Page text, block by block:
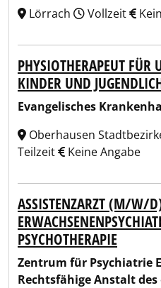
Lörrach
Vollzeit
PHYSIOTHERAPEUT FÜR
KINDER UND
Evangelisches
Oberhausen
Teilzeit
Keine Angabe
ASSISTENZARZT (M/W/
PSYCHOTHERAPIE
Zentrum für Psychiatrie
Rechtsfähige Anstalt